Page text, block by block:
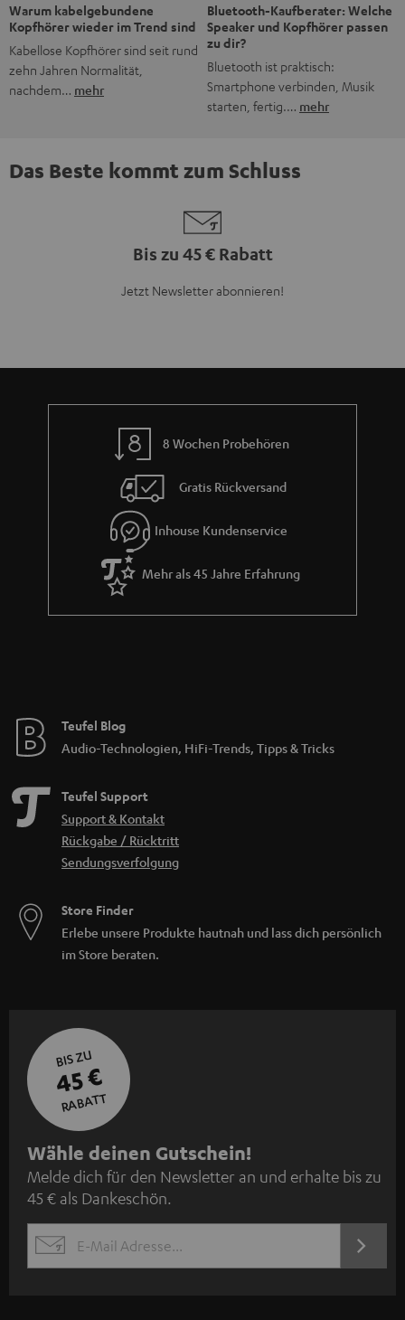
Warum kabelgebundene
Kopfhörer wieder im Trend sind
Kabellose Kopfhörer sind seit rund
zehn Jahren Normalität,
nachdem… mehr
Bluetooth-Kaufberater: Welche
Speaker und Kopfhörer passen
zu dir?
Bluetooth ist praktisch:
Smartphone verbinden, Musik
starten, fertig.… mehr
Das Beste kommt zum Schluss
Bis zu 45 € Rabatt
Jetzt Newsletter abonnieren!
8 Wochen Probehören
Gratis Rückversand
Inhouse Kundenservice
Mehr als 45 Jahre Erfahrung
Teufel Blog
Audio-Technologien, HiFi-Trends, Tipps & Tricks
Teufel Support
Support & Kontakt
Rückgabe / Rücktritt
Sendungsverfolgung
Store Finder
Erlebe unsere Produkte hautnah und lass dich persönlich
im Store beraten.
BIS ZU
45 €
RABATT
N
e
w
s
l
Wähle deinen Gutschein!
Melde dich für den Newsletter an und erhalte bis zu
45 € als Dankeschön.
EMAIL
JETZT